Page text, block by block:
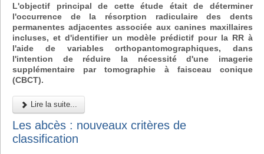
L'objectif principal de cette étude était de déterminer
l'occurrence de la résorption radiculaire des dents
permanentes adjacentes associée aux canines maxillaires
incluses, et d'identifier un modèle prédictif pour la RR à
l'aide de variables orthopantomographiques, dans
l'intention de réduire la nécessité d'une imagerie
supplémentaire par tomographie à faisceau conique
(CBCT).
Lire la suite...
Les abcès : nouveaux critères de
classification